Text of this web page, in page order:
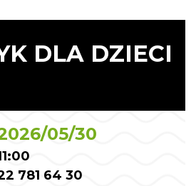
DLA DZIECI
05/30
781 64 30